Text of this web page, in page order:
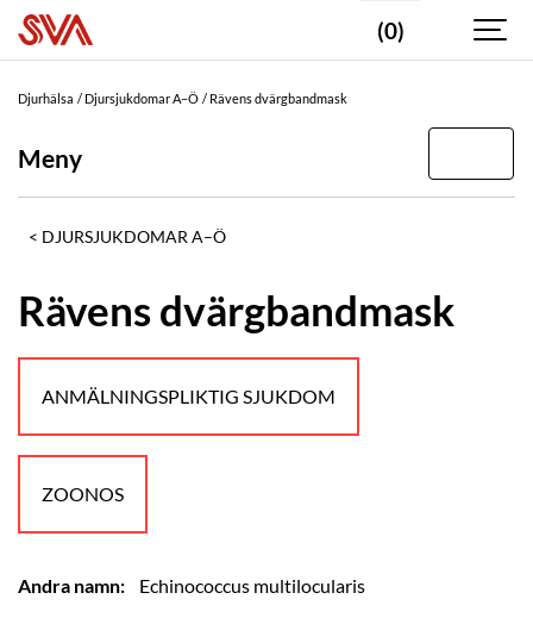
(0)
Djurhälsa Djursjukdomar A–Ö Rävens dvärgbandmask
Meny
DJURSJUKDOMAR A–Ö
Rävens dvärgbandmask
ANMÄLNINGSPLIKTIG SJUKDOM
ZOONOS
Andra namn: Echinococcus multilocularis